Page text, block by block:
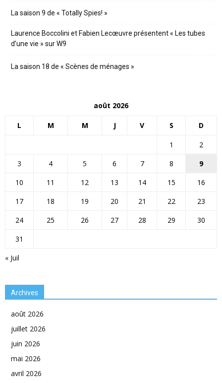
La saison 9 de « Totally Spies! »
Laurence Boccolini et Fabien Lecœuvre présentent « Les tubes
d’une vie » sur W9
La saison 18 de « Scènes de ménages »
août 2026
L M M J V S D
« Juil
1
2
3
4 5 6 7 8
9
10
11 12 13 14 15
16
17
18 19 20 21 22
23
24
25 26 27 28 29
30
31
Archives
août 2026
juillet 2026
juin 2026
mai 2026
avril 2026